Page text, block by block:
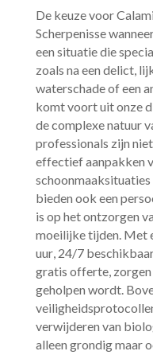
De keuze voor
Scherpenisse
een situatie die
zoals na een delict,
waterschade of een
komt voort uit onze
de complexe natuur
professionals zijn
effectief aanpakken
bieden ook een
is op het ontzorgen
moeilijke tijden.​ Met
uur, 24/7
gratis offerte,
geholpen wordt.​
verwijderen van
alleen grondig maar